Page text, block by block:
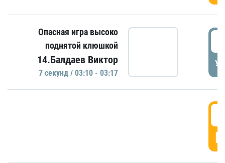
Опасная игра высоко
поднятой клюшкой
14.Балдаев Виктор
7 секунд / 03:10 - 03:17